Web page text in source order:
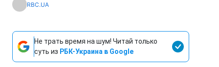
RBC.UA
Не трать время на шум! Читай только
суть из РБК-Украина в Google